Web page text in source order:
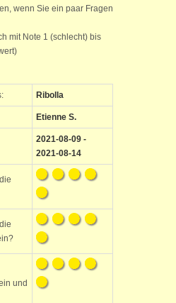
wenn Sie ein paar Fragen
mit Note 1 (schlecht) bis
Ribolla
Etienne S.
2021-08-09 -
2021-08-14
und